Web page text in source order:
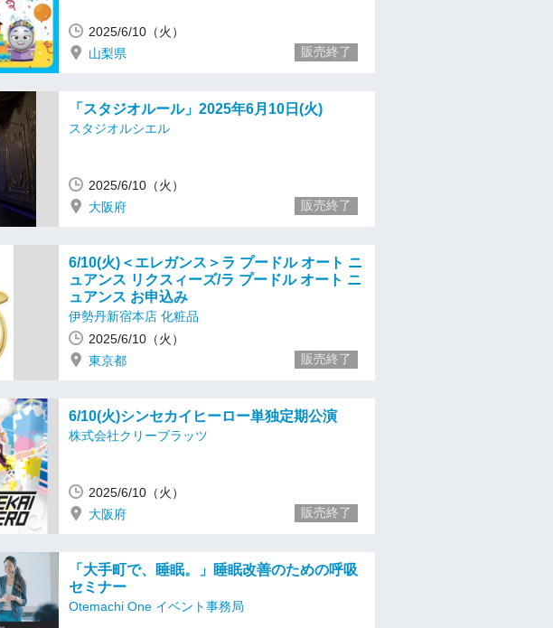
2025/6/10（火）
山梨県
販売終了
「スタジオルール」2025年6月10日(火)
スタジオルシエル
2025/6/10（火）
大阪府
販売終了
6/10(火)＜エレガンス＞ラ プードル オート ニ
ュアンス リクスィーズ/ラ プードル オート ニ
ュアンス お申込み
伊勢丹新宿本店 化粧品
2025/6/10（火）
東京都
販売終了
6/10(火)シンセカイヒーロー単独定期公演
株式会社クリーブラッツ
2025/6/10（火）
大阪府
販売終了
「大手町で、睡眠。」睡眠改善のための呼吸
セミナー
Otemachi One イベント事務局